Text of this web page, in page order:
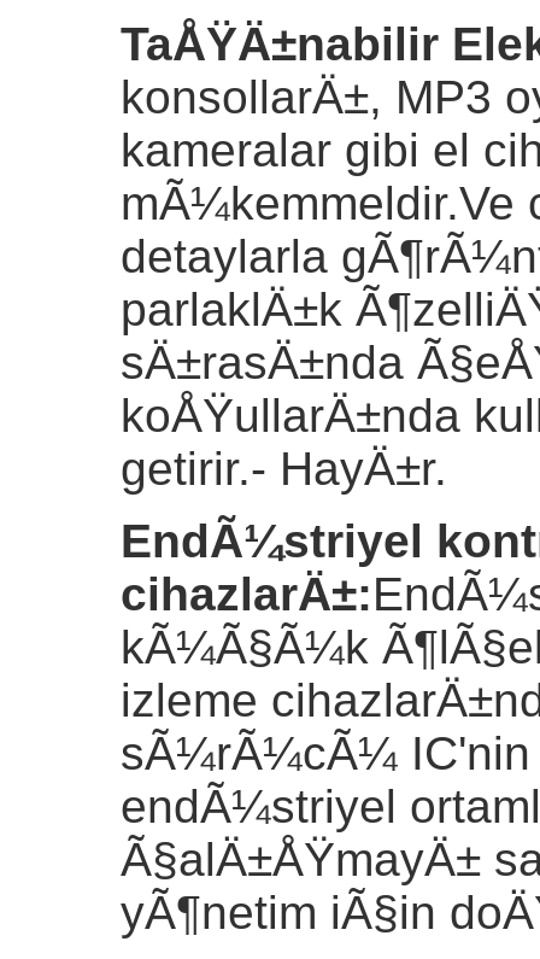
TaÅŸÄ±nabilir
konsollarÄ±, MP3
kameralar gibi el
mÃ¼kemmeldir.Ve
detaylarla
parlaklÄ±k
sÄ±rasÄ±nda
koÅŸullarÄ±nda
getirir.- HayÄ±r.
EndÃ¼striyel
cihazlarÄ±:
kÃ¼Ã§Ã¼k
izleme
sÃ¼rÃ¼cÃ¼ IC'nin
endÃ¼striyel
Ã§alÄ±ÅŸmayÄ±
yÃ¶netim iÃ§in